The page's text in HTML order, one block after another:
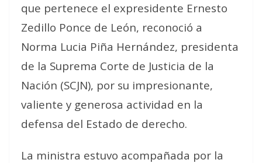
que pertenece el expresidente Ernesto
Zedillo Ponce de León, reconoció a
Norma Lucia Piña Hernández, presidenta
de la Suprema Corte de Justicia de la
Nación (SCJN), por su impresionante,
valiente y generosa actividad en la
defensa del Estado de derecho.
La ministra estuvo acompañada por la